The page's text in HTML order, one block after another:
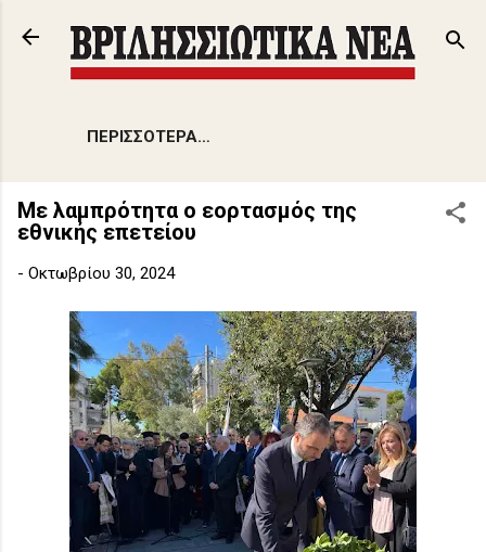
Μετάβαση στο κύριο περιεχόμενο
ΠΕΡΙΣΣΌΤΕΡΑ…
Με λαμπρότητα ο εορτασμός της
εθνικής επετείου
- Οκτωβρίου 30, 2024